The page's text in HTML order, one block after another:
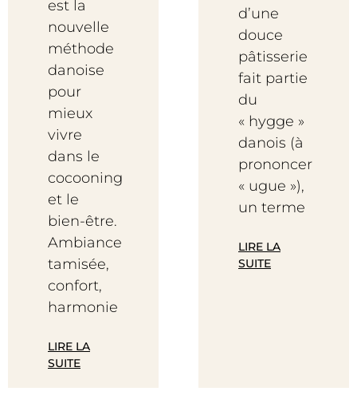
est la
nouvelle
méthode
danoise
pour
mieux
vivre
dans le
cocooning
et le
bien-être.
Ambiance
tamisée,
confort,
harmonie
LIRE LA
SUITE
d’une
douce
pâtisserie
fait partie
du
« hygge »
danois (à
prononcer
« ugue »),
un terme
LIRE LA
SUITE